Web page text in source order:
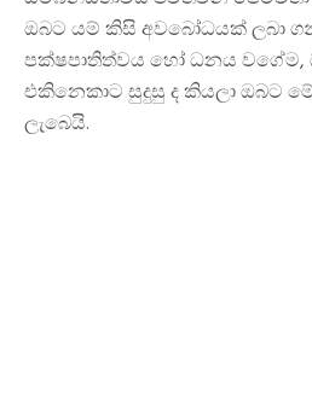
ඔබට යම් කිසි අවබෝධයක් ලබා
පක්ෂපාතිත්වය හෝ ධනය
එකිනෙකාට සුදුසු ද කියලා ඔබට
ලැබෙයි.